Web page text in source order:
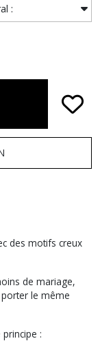
des motifs creux
de mariage,
le même
: